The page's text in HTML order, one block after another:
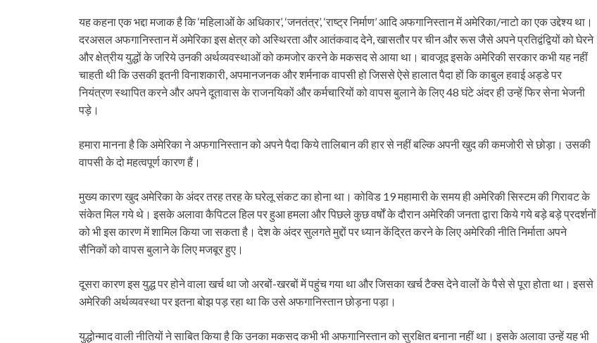
यह कहना एक भद्दा मजाक है कि ‘महिलाओं के अधिकार’, ‘जनतंत्र’, ‘राष्ट्र निर्माण’ आदि अफगानिस्तान में अमेरिका/नाटो का एक उद्देश्य था।
दरअसल अफगानिस्तान में अमेरिका इस क्षेत्र को अस्थिरता और आतंकवाद देने, खासतौर पर चीन और रूस जैसे अपने प्रतिद्वंद्वियों को घेरने
और क्षेत्रीय युद्धों के जरिये उनकी अर्थव्यवस्थाओं को कमजोर करने के मकसद से आया था। बावजूद इसके अमेरिकी सरकार कभी यह नहीं
चाहती थी कि उसकी इतनी विनाशकारी, अपमानजनक और शर्मनाक वापसी हो जिससे ऐसे हालात पैदा हों कि काबुल हवाई अड्डे पर
नियंत्रण स्थापित करने और अपने दूतावास के राजनयिकों और कर्मचारियों को वापस बुलाने के लिए 48 घंटे अंदर ही उन्हें फिर सेना भेजनी
पड़े।
हमारा मानना है कि अमेरिका ने अफगानिस्तान को अपने पैदा किये तालिबान की हार से नहीं बल्कि अपनी खुद की कमजोरी से छोड़ा। उसकी
वापसी के दो महत्वपूर्ण कारण हैं।
मुख्य कारण खुद अमेरिका के अंदर तरह तरह के घरेलू संकट का होना था। कोविड 19 महामारी के समय ही अमेरिकी सिस्टम की गिरावट के
संकेत मिल गये थे। इसके अलावा कैपिटल हिल पर हुआ हमला और पिछले कुछ वर्षों के दौरान अमेरिकी जनता द्वारा किये गये बड़े बड़े प्रदर्शनों
को भी इस कारण में शामिल किया जा सकता है। देश के अंदर सुलगते मुद्दों पर ध्यान केंद्रित करने के लिए अमेरिकी नीति निर्माता अपने
सैनिकों को वापस बुलाने के लिए मजबूर हुए।
दूसरा कारण इस युद्ध पर होने वाला खर्च था जो अरबों-खरबों में पहुंच गया था और जिसका खर्च टैक्स देने वालों के पैसे से पूरा होता था। इससे
अमेरिकी अर्थव्यवस्था पर इतना बोझ पड़ रहा था कि उसे अफगानिस्तान छोड़ना पड़ा।
युद्धोन्माद वाली नीतियों ने साबित किया है कि उनका मकसद कभी भी अफगानिस्तान को सुरक्षित बनाना नहीं था। इसके अलावा उन्हें यह भी